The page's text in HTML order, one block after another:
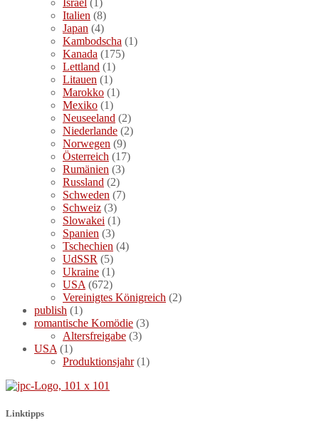
Israel (1)
Italien (8)
Japan (4)
Kambodscha (1)
Kanada (175)
Lettland (1)
Litauen (1)
Marokko (1)
Mexiko (1)
Neuseeland (2)
Niederlande (2)
Norwegen (9)
Österreich (17)
Rumänien (3)
Russland (2)
Schweden (7)
Schweiz (3)
Slowakei (1)
Spanien (3)
Tschechien (4)
UdSSR (5)
Ukraine (1)
USA (672)
Vereinigtes Königreich (2)
publish (1)
romantische Komödie (3)
Altersfreigabe (3)
USA (1)
Produktionsjahr(1)
Linktipps